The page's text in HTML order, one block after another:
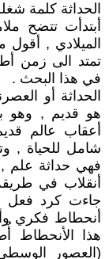
الحداثة كلمة
أبتدأت تتضح
الميلادي ,
تمتد الى زمن
في هذا البحث .
الحداثة أو
هو قديم , وهو
أعقاب عالم
شامل للحياة ,
فهي حداثة علم
أنقلاب في
جاءت كرد فعل
أنحطاط فكري
هذا الأنحطاط
(العصور